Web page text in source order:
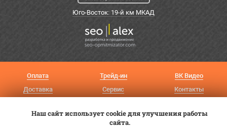
Юго-Восток: 19-й км МКАД
Оплата
Доставка
Трейд-ин
Сервис
ВК Видео
Контакты
ООО «Авангард»
Наш сайт использует cookie для улучшения работы
сайта.